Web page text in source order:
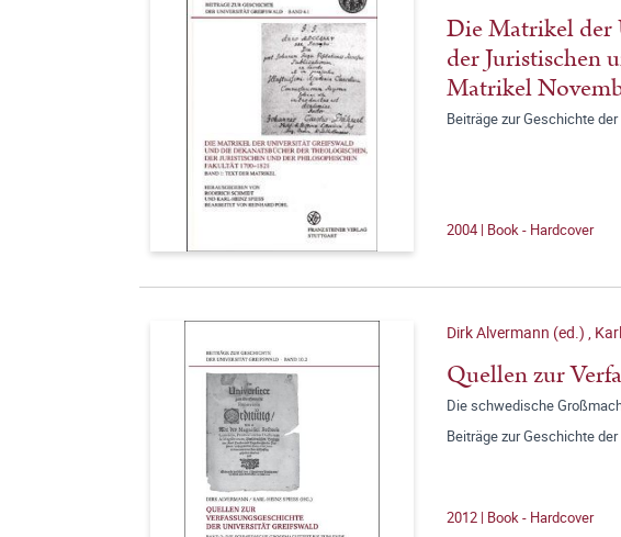
Die Matrikel der
der Juristischen
Matrikel
Beiträge zur Geschichte
2004 | Book - Hardcover
Dirk Alvermann (ed.) ,
Quellen zur
Die schwedische
Beiträge zur Geschichte
2012 | Book - Hardcover